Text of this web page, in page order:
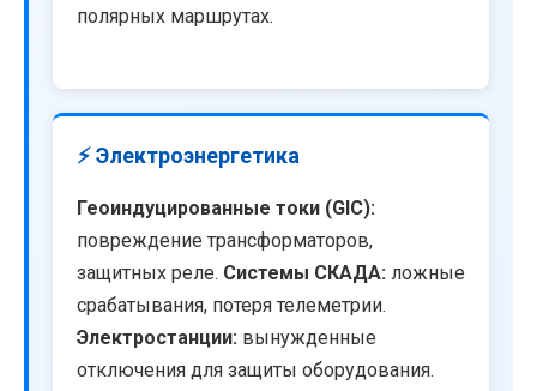
полярных маршрутах.
⚡ Электроэнергетика
Геоиндуцированные токи (GIC):
повреждение трансформаторов,
защитных реле. Системы СКАДА: ложные
срабатывания, потеря телеметрии.
Электростанции: вынужденные
отключения для защиты оборудования.